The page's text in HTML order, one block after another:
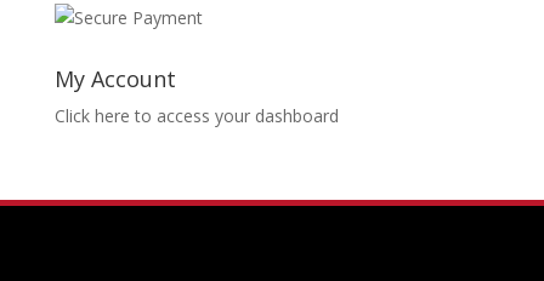
My Account
Click here to access your dashboard